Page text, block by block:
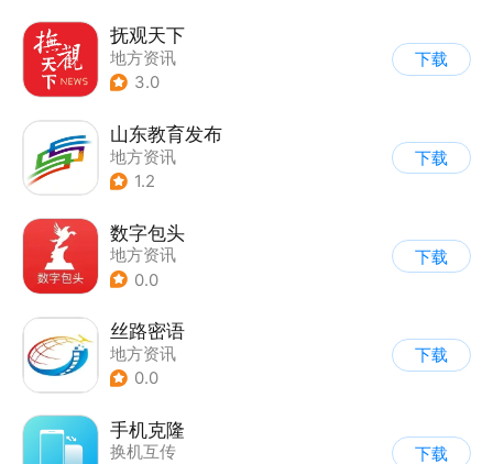
抚观天下
地方资讯
3.0
下载
山东教育发布
地方资讯
1.2
下载
数字包头
地方资讯
0.0
下载
丝路密语
地方资讯
0.0
下载
手机克隆
换机互传
下载